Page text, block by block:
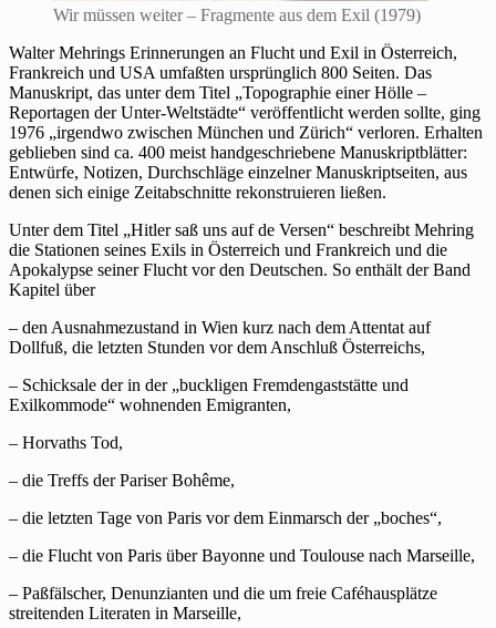
Wir müssen weiter – Fragmente aus dem Exil (1979)
Walter Mehrings Erinnerungen an Flucht und Exil in Österreich,
Frankreich und USA umfaßten ursprünglich 800 Seiten. Das
Manuskript, das unter dem Titel „Topographie einer Hölle –
Reportagen der Unter-Weltstädte“ veröffentlicht werden sollte, ging
1976 „irgendwo zwischen München und Zürich“ verloren. Erhalten
geblieben sind ca. 400 meist handgeschriebene Manuskriptblätter:
Entwürfe, Notizen, Durchschläge einzelner Manuskriptseiten, aus
denen sich einige Zeitabschnitte rekonstruieren ließen.
Unter dem Titel „Hitler saß uns auf de Versen“ beschreibt Mehring
die Stationen seines Exils in Österreich und Frankreich und die
Apokalypse seiner Flucht vor den Deutschen. So enthält der Band
Kapitel über
– den Ausnahmezustand in Wien kurz nach dem Attentat auf
Dollfuß, die letzten Stunden vor dem Anschluß Österreichs,
– Schicksale der in der „buckligen Fremdengaststätte und
Exilkommode“ wohnenden Emigranten,
– Horvaths Tod,
– die Treffs der Pariser Bohême,
– die letzten Tage von Paris vor dem Einmarsch der „boches“,
– die Flucht von Paris über Bayonne und Toulouse nach Marseille,
– Paßfälscher, Denunzianten und die um freie Caféhausplätze
streitenden Literaten in Marseille,